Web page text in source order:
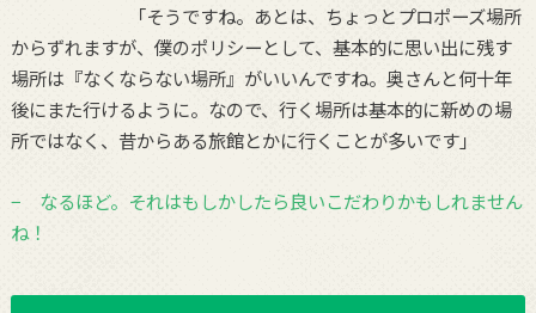
「そうですね。あとは、ちょっとプロポーズ場所
からずれますが、僕のポリシーとして、基本的に思い出に残す
場所は『なくならない場所』がいいんですね。奥さんと何十年
後にまた行けるように。なので、行く場所は基本的に新めの場
所ではなく、昔からある旅館とかに行くことが多いです」
− なるほど。それはもしかしたら良いこだわりかもしれません
ね！